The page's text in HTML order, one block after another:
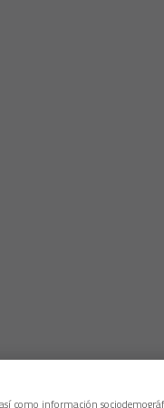
como información